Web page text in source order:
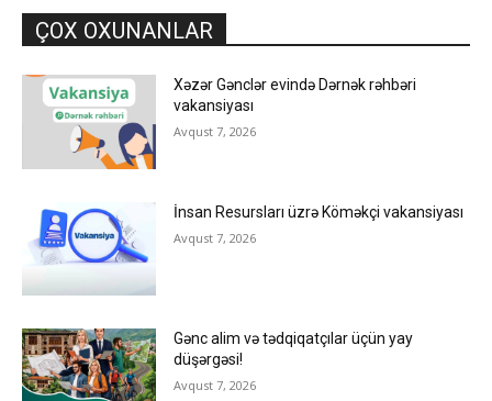
ÇOX OXUNANLAR
Xəzər Gənclər evində Dərnək rəhbəri
vakansiyası
Avqust 7, 2026
İnsan Resursları üzrə Köməkçi vakansiyası
Avqust 7, 2026
Gənc alim və tədqiqatçılar üçün yay
düşərgəsi!
Avqust 7, 2026